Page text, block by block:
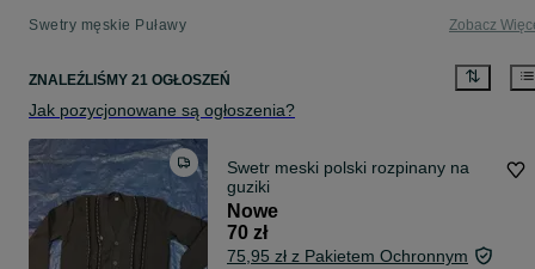
Swetry męskie Puławy Zobacz
ZNALEŹLIŚMY 21 OGŁOSZEŃ
Jak pozycjonowane są ogłoszenia?
Swetr meski polski rozpinany na
guziki
Nowe
70 zł
75,95 zł z Pakietem Ochronnym